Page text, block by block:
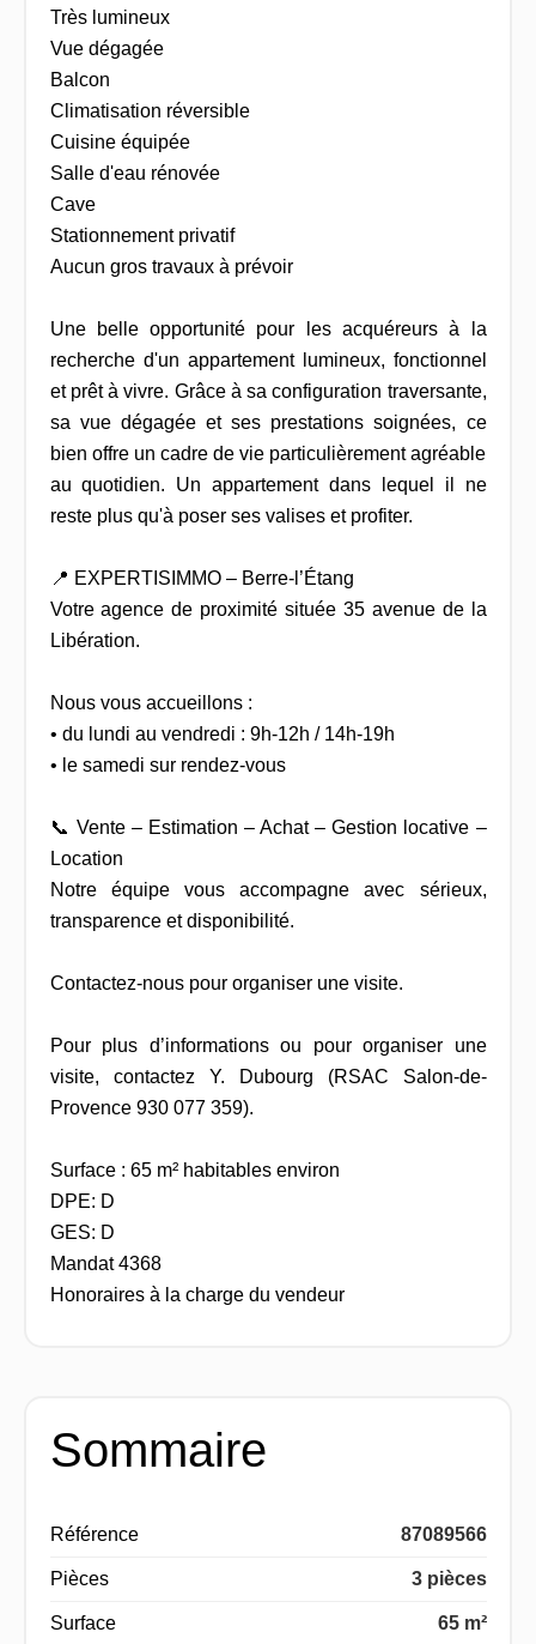
Très lumineux
Vue dégagée
Balcon
Climatisation réversible
Cuisine équipée
Salle d'eau rénovée
Cave
Stationnement privatif
Aucun gros travaux à prévoir
Une belle opportunité pour les acquéreurs à la
recherche d'un appartement lumineux, fonctionnel
et prêt à vivre. Grâce à sa configuration traversante,
sa vue dégagée et ses prestations soignées, ce
bien offre un cadre de vie particulièrement agréable
au quotidien. Un appartement dans lequel il ne
reste plus qu'à poser ses valises et profiter.
📍 EXPERTISIMMO – Berre-l’Étang
Votre agence de proximité située 35 avenue de la
Libération.
Nous vous accueillons :
• du lundi au vendredi : 9h-12h / 14h-19h
• le samedi sur rendez-vous
📞 Vente – Estimation – Achat – Gestion locative –
Location
Notre équipe vous accompagne avec sérieux,
transparence et disponibilité.
Contactez-nous pour organiser une visite.
Pour plus d’informations ou pour organiser une
visite, contactez Y. Dubourg (RSAC Salon-de-
Provence 930 077 359).
Surface : 65 m² habitables environ
DPE: D
GES: D
Mandat 4368
Honoraires à la charge du vendeur
Sommaire
Référence 87089566
Pièces 3 pièces
Surface 65 m²